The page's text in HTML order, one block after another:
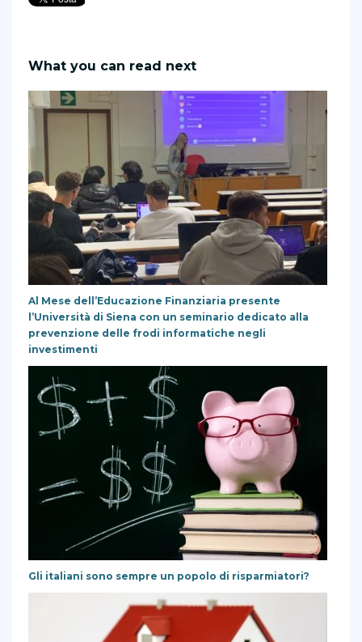
What you can read next
Al Mese dell’Educazione Finanziaria presente
l’Università di Siena con un seminario dedicato alla
prevenzione delle frodi informatiche negli
investimenti
Gli italiani sono sempre un popolo di risparmiatori?